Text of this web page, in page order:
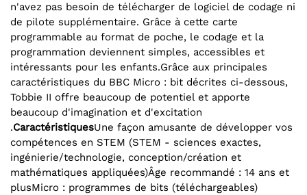
n'avez pas besoin de télécharger de logiciel de codage ni
de pilote supplémentaire. Grâce à cette carte
programmable au format de poche, le codage et la
programmation deviennent simples, accessibles et
intéressants pour les enfants.Grâce aux principales
caractéristiques du BBC Micro : bit décrites ci-dessous,
Tobbie II offre beaucoup de potentiel et apporte
beaucoup d'imagination et d'excitation
.CaractéristiquesUne façon amusante de développer vos
compétences en STEM (STEM - sciences exactes,
ingénierie/technologie, conception/création et
mathématiques appliquées)Âge recommandé : 14 ans et
plusMicro : programmes de bits (téléchargeables)